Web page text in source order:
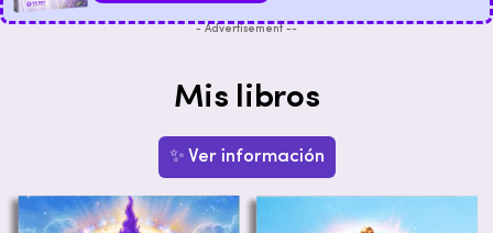
- Advertisement --
Mis libros
✨ Ver información